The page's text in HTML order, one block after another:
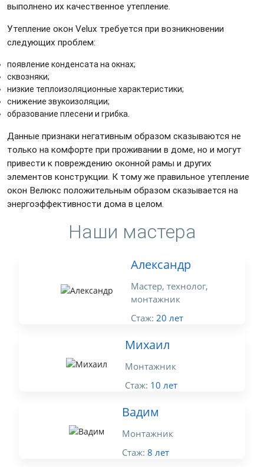
выполнено их качественное утепление.
Утепление окон Velux требуется при возникновении
следующих проблем:
появление конденсата на окнах;
сквозняки;
низкие теплоизоляционные характеристики;
снижение звукоизоляции;
образование плесени и грибка.
Данные признаки негативным образом сказываются не
только на комфорте при проживании в доме, но и могут
привести к повреждению оконной рамы и других
элементов конструкции. К тому же правильное утепление
окон Велюкс положительным образом сказывается на
энергоэффективности дома в целом.
Наши мастера
Александр
Мастер, технолог,
монтажник
Стаж: 20 лет
Михаил
Монтажник
Стаж: 10 лет
Вадим
Монтажник
Стаж:8 лет